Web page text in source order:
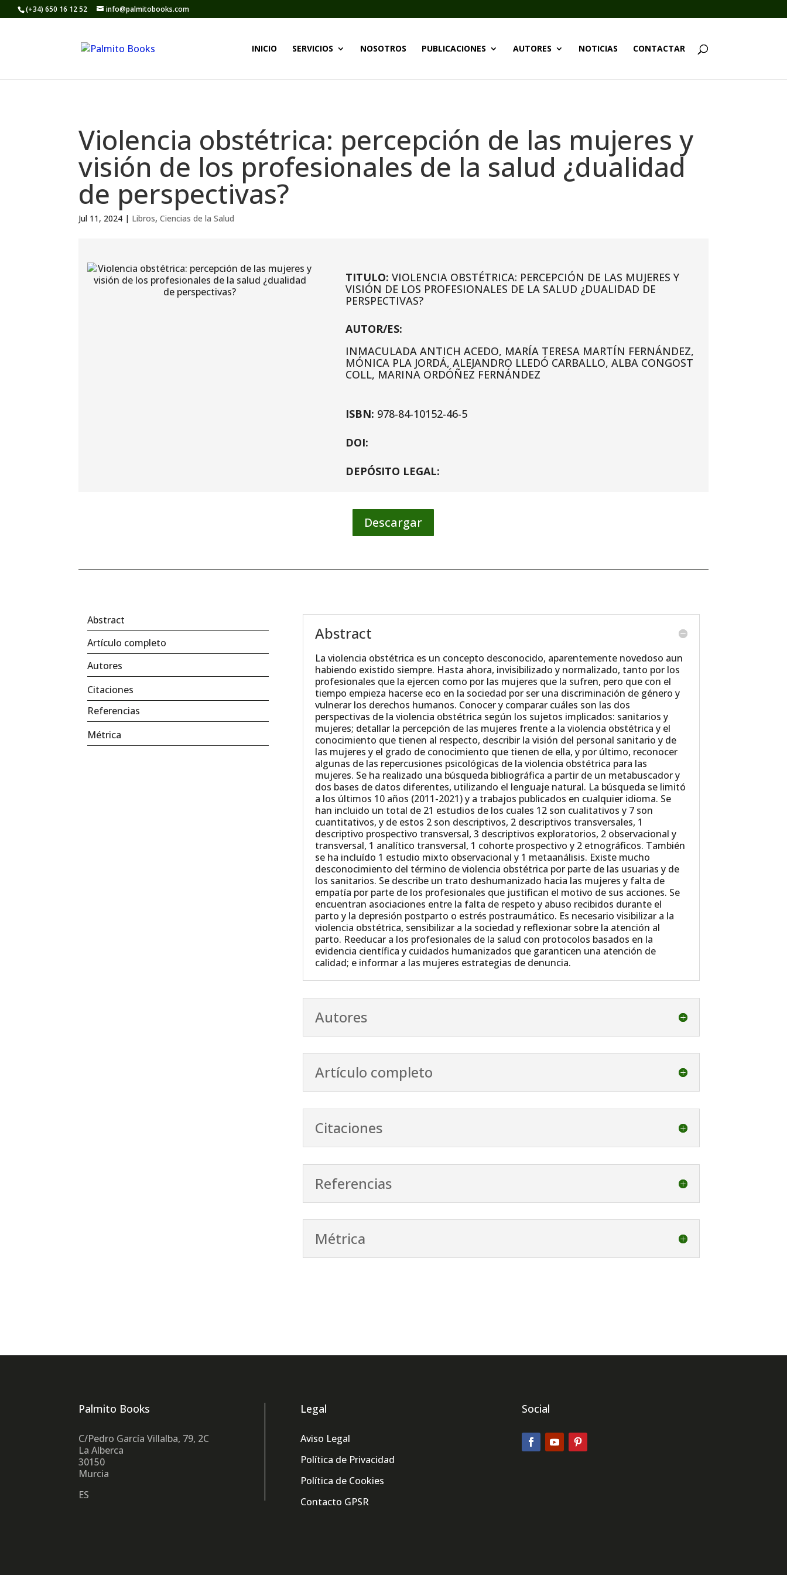
(+34) 650 16 12 52 info@palmitobooks.com
INICIO SERVICIOS NOSOTROS PUBLICACIONES AUTORES NOTICIAS CONTACTAR
Violencia obstétrica: percepción de las mujeres y
visión de los profesionales de la salud ¿dualidad
de perspectivas?
Jul 11, 2024 | Libros,Ciencias de la Salud
TITULO:VIOLENCIA OBSTÉTRICA: PERCEPCIÓN DE LAS MUJERES Y
VISIÓN DE LOS PROFESIONALES DE LA SALUD ¿DUALIDAD DE
PERSPECTIVAS?
AUTOR/ES:
INMACULADA ANTICH ACEDO, MARÍA TERESA MARTÍN FERNÁNDEZ,
MÓNICA PLA JORDÁ, ALEJANDRO LLEDÓ CARBALLO, ALBA CONGOST
COLL, MARINA ORDÓÑEZ FERNÁNDEZ
ISBN: 978-84-10152-46-5
DOI:
DEPÓSITO LEGAL:
Descargar
Abstract
Artículo completo
Autores
Citaciones
Referencias
Métrica
Abstract
La violencia obstétrica es un concepto desconocido, aparentemente novedoso aun
habiendo existido siempre. Hasta ahora, invisibilizado y normalizado, tanto por los
profesionales que la ejercen como por las mujeres que la sufren, pero que con el
tiempo empieza hacerse eco en la sociedad por ser una discriminación de género y
vulnerar los derechos humanos. Conocer y comparar cuáles son las dos
perspectivas de la violencia obstétrica según los sujetos implicados: sanitarios y
mujeres; detallar la percepción de las mujeres frente a la violencia obstétrica y el
conocimiento que tienen al respecto, describir la visión del personal sanitario y de
las mujeres y el grado de conocimiento que tienen de ella, y por último, reconocer
algunas de las repercusiones psicológicas de la violencia obstétrica para las
mujeres. Se ha realizado una búsqueda bibliográfica a partir de un metabuscador y
dos bases de datos diferentes, utilizando el lenguaje natural. La búsqueda se limitó
a los últimos 10 años (2011-2021) y a trabajos publicados en cualquier idioma. Se
han incluido un total de 21 estudios de los cuales 12 son cualitativos y 7 son
cuantitativos, y de estos 2 son descriptivos, 2 descriptivos transversales, 1
descriptivo prospectivo transversal, 3 descriptivos exploratorios, 2 observacional y
transversal, 1 analítico transversal, 1 cohorte prospectivo y 2 etnográficos. También
se ha incluído 1 estudio mixto observacional y 1 metaanálisis. Existe mucho
desconocimiento del término de violencia obstétrica por parte de las usuarias y de
los sanitarios. Se describe un trato deshumanizado hacia las mujeres y falta de
empatía por parte de los profesionales que justifican el motivo de sus acciones. Se
encuentran asociaciones entre la falta de respeto y abuso recibidos durante el
parto y la depresión postparto o estrés postraumático. Es necesario visibilizar a la
violencia obstétrica, sensibilizar a la sociedad y reflexionar sobre la atención al
parto. Reeducar a los profesionales de la salud con protocolos basados en la
evidencia científica y cuidados humanizados que garanticen una atención de
calidad; e informar a las mujeres estrategias de denuncia.
Autores
Artículo completo
Citaciones
Referencias
Métrica
Palmito Books
C/Pedro García Villalba, 79, 2C
La Alberca
30150
Murcia
ES
Legal
Aviso Legal
Política de Privacidad
Política de Cookies
Contacto GPSR
Social